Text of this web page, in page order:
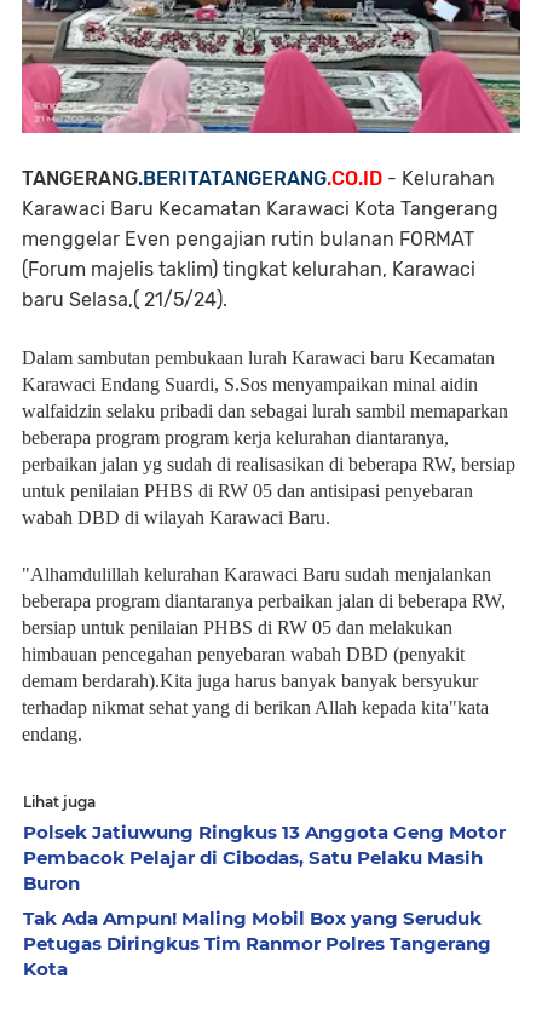
TANGERANG.BERITATANGERANG.CO.ID - Kelurahan
Karawaci Baru Kecamatan Karawaci Kota Tangerang
menggelar Even pengajian rutin bulanan FORMAT
(Forum majelis taklim) tingkat kelurahan, Karawaci
baru Selasa,( 21/5/24).
Dalam sambutan pembukaan lurah Karawaci baru Kecamatan
Karawaci Endang Suardi, S.Sos menyampaikan minal aidin
walfaidzin selaku pribadi dan sebagai lurah sambil memaparkan
beberapa program program kerja kelurahan diantaranya,
perbaikan jalan yg sudah di realisasikan di beberapa RW, bersiap
untuk penilaian PHBS di RW 05 dan antisipasi penyebaran
wabah DBD di wilayah Karawaci Baru.
"Alhamdulillah kelurahan Karawaci Baru sudah menjalankan
beberapa program diantaranya perbaikan jalan di beberapa RW,
bersiap untuk penilaian PHBS di RW 05 dan melakukan
himbauan pencegahan penyebaran wabah DBD (penyakit
demam berdarah).Kita juga harus banyak banyak bersyukur
terhadap nikmat sehat yang di berikan Allah kepada kita"kata
endang.
Lihat juga
Polsek Jatiuwung Ringkus 13 Anggota Geng Motor
Pembacok Pelajar di Cibodas, Satu Pelaku Masih
Buron
Tak Ada Ampun! Maling Mobil Box yang Seruduk
Petugas Diringkus Tim Ranmor Polres Tangerang
Kota